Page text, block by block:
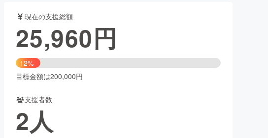
ォーマンス
食店 ファッション
ー・ヘルスケア
現在の支援総額
25,960円
12%
目標金額は200,000円
支援者数
2人